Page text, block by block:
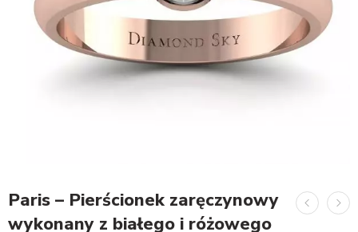
Paris – Pierścionek zaręczynowy
wykonany z białego i różowego